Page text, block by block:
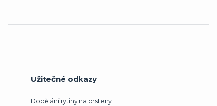
Užitečné odkazy
Dodělání rytiny na prsteny